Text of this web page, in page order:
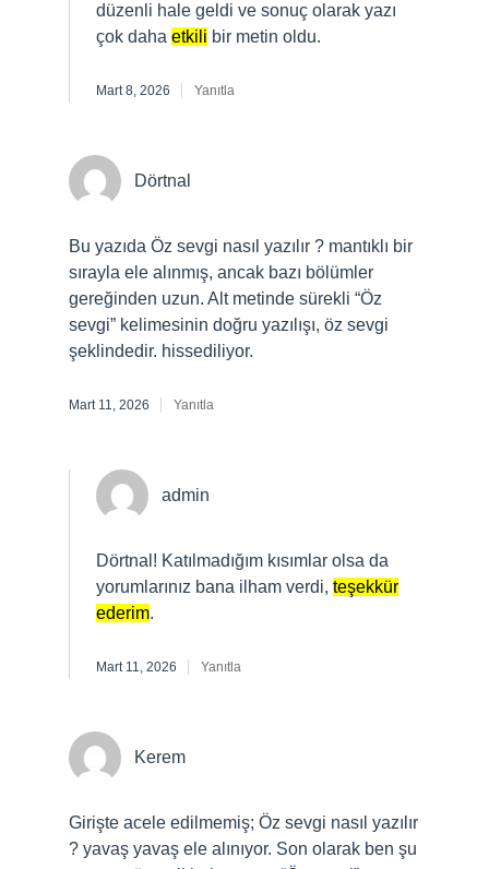
düzenli hale geldi ve sonuç olarak yazı
çok daha etkili bir metin oldu.
Mart 8, 2026 Yanıtla
Dörtnal
Bu yazıda Öz sevgi nasıl yazılır ? mantıklı bir
sırayla ele alınmış, ancak bazı bölümler
gereğinden uzun. Alt metinde sürekli “Öz
sevgi” kelimesinin doğru yazılışı, öz sevgi
şeklindedir. hissediliyor.
Mart 11, 2026 Yanıtla
admin
Dörtnal! Katılmadığım kısımlar olsa da
yorumlarınız bana ilham verdi, teşekkür
ederim.
Mart 11, 2026 Yanıtla
Kerem
Girişte acele edilmemiş; Öz sevgi nasıl yazılır
? yavaş yavaş ele alınıyor. Son olarak ben şu